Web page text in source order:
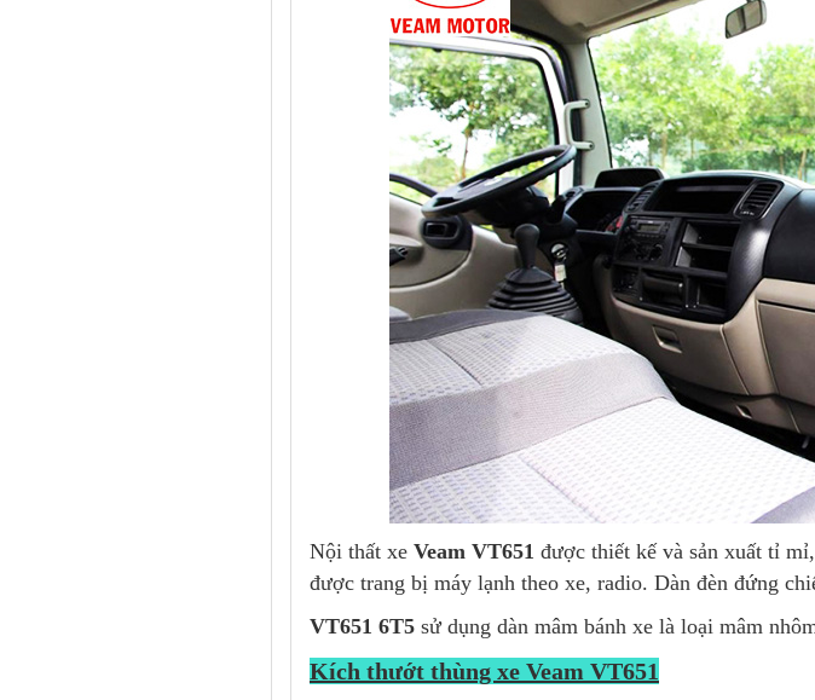
Nội thất xeVeam VT651 được thiết kế và sản xuất tỉ mỉ,
được trang bị máy lạnh theo xe, radio. Dàn đèn đứng
VT651 6T5
sử dụng dàn mâm bánh xe là loại mâm
Kích thướt thùng xe Veam VT651
Xe có kích thướt lọt lòng thùng vừa phải, dài 5m1,
6.5 tấn Veam VT651phù hợp chở các mặt hàng